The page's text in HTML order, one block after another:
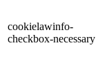
cookielawinfo-
checkbox-necessary